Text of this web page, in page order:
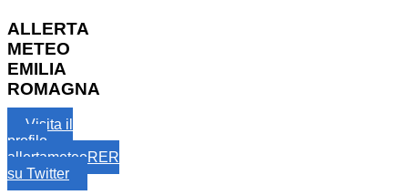
ALLERTA
METEO
EMILIA
ROMAGNA
Visita il
profilo
allertameteoRER
su Twitter